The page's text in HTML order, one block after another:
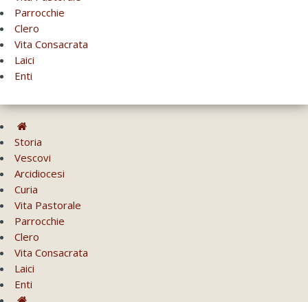
Parrocchie
Clero
Vita Consacrata
Laici
Enti
Storia
Vescovi
Arcidiocesi
Curia
Vita Pastorale
Parrocchie
Clero
Vita Consacrata
Laici
Enti